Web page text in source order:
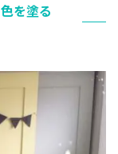
を塗る